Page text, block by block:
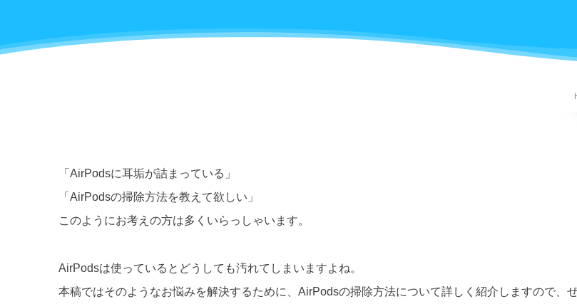
「AirPodsに耳垢が詰まっている」
「AirPodsの掃除方法を教えて欲しい」
このようにお考えの方は多くいらっしゃいます。
AirPodsは使っているとどうしても汚れてしまいますよね。
本稿ではそのようなお悩みを解決するために、AirPodsの掃除方法について詳しく紹介しますので、